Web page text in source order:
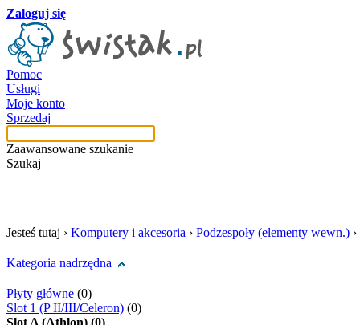
Zaloguj się
Pomoc
Usługi
Moje konto
Sprzedaj
Zaawansowane szukanie
Szukaj
Jesteś tutaj › Komputery i akcesoria › Podzespoły (elementy wewn.) ›
Kategoria nadrzędna
Płyty główne (0)
Slot 1 (P II/III/Celeron) (0)
Slot A (Athlon) (0)